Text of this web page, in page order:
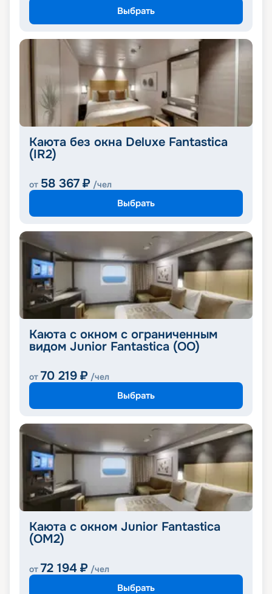
Выбрать
Каюта без окна Deluxe Fantastica
(IR2)
от 58 367 ₽ /чел
Выбрать
Каюта с окном с ограниченным
видом Junior Fantastica (OO)
от 70 219 ₽ /чел
Выбрать
Каюта с окном Junior Fantastica
(OM2)
от 72 194 ₽ /чел
Выбрать